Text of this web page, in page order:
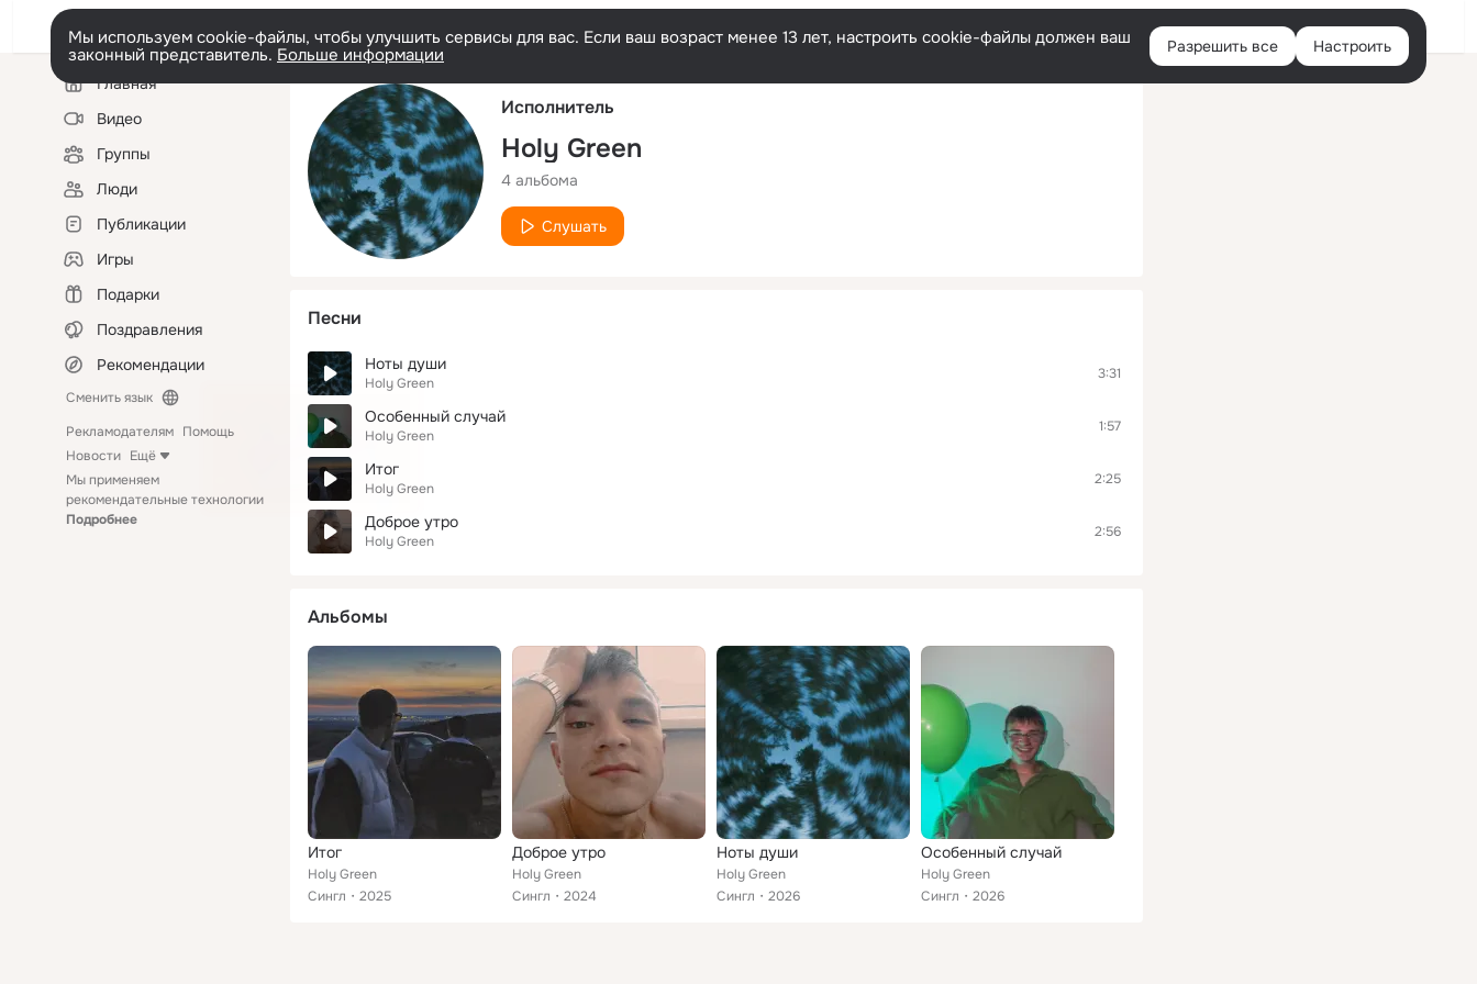
Русский Войти
Мы используем cookie-файлы, чтобы улучшить сервисы для вас. Если ваш возраст менее 13 лет, настроить cookie-файлы должен ваш
законный представитель. Больше информации Разрешить все Настроить
Левая
колонкаГлавная
Видео
Группы
Люди
Публикации
Игры
Подарки
Поздравления
Рекомендации
Сменить язык
Рекламодателям Помощь
Новости Ещё
Мы применяем
рекомендательные технологии
Подробнее
Исполнитель
Holy Green
4 альбома
Слушать
Песни
Ноты души
Holy Green
3:31
Особенный случай
Holy Green
1:57
Итог
Holy Green
2:25
Доброе утро
Holy Green
2:56
Альбомы
Итог
Holy Green
Сингл
2025
Доброе утро
Holy Green
Сингл
2024
Ноты души
Holy Green
Сингл
2026
Особенный случай
Holy Green
Сингл
2026